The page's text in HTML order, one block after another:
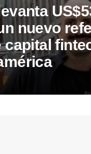
nuevo
capital